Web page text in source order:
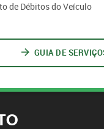
de Débitos do Veículo
GUIA DE